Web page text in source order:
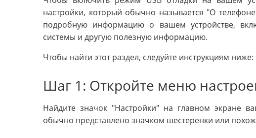
настройки, который обычно называется "О
подробную информацию о вашем устройстве,
системы и другую полезную информацию.
Чтобы найти этот раздел, следуйте инструкциям ниже:
Шаг 1: Откройте меню
Найдите значок "Настройки" на главном экране
обычно представлено значком шестеренки или